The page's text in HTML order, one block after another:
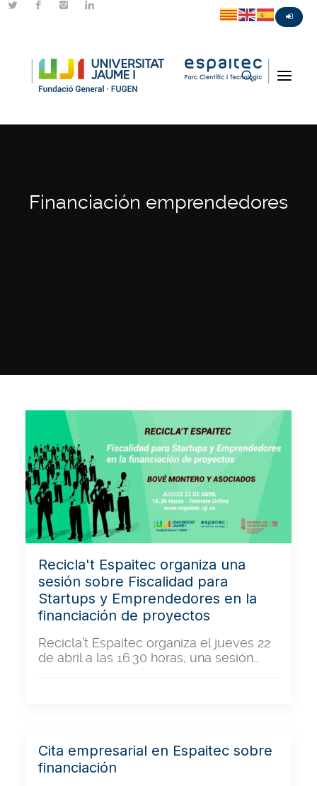
Financiación emprendedores
Recicla't Espaitec organiza una
sesión sobre Fiscalidad para
Startups y Emprendedores en la
financiación de proyectos
Recicla’t Espaitec organiza el jueves 22
de abril a las 16.30 horas, una sesión…
Cita empresarial en Espaitec sobre
financiación